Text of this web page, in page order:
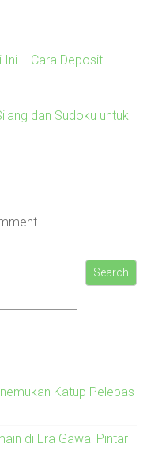
+ Cara Deposit
dan Sudoku untuk
Search
Katup Pelepas
di Era Gawai Pintar